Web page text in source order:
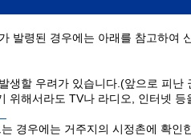
발령된 경우에는 아래를 참고하여
생할 우려가 있습니다.(앞으로 피
위해서라도 TV나 라디오, 인터넷
경우에는 거주지의 시정촌에 확인